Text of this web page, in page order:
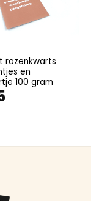
rozenkwarts
en
100 gram